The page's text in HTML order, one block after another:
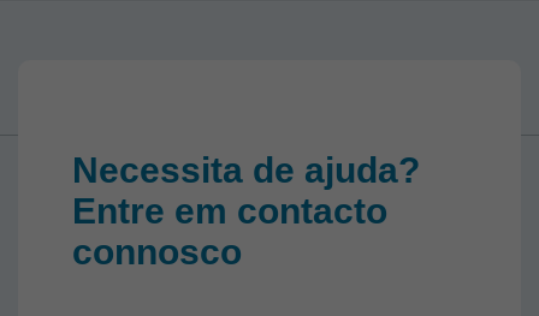
Necessita de ajuda?
Entre em contacto
connosco